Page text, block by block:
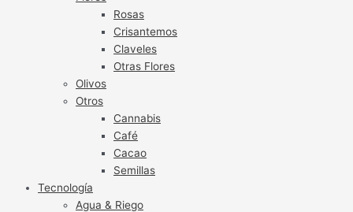
Rosas
Crisantemos
Claveles
Otras Flores
Olivos
Otros
Cannabis
Café
Cacao
Semillas
Tecnología
Agua & Riego